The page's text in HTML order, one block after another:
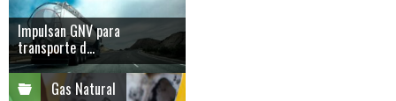
Impulsan GNV para
transporte d...
Gas Natural